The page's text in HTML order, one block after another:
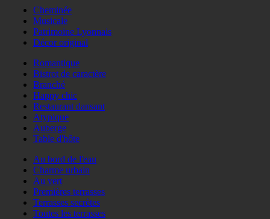
Cheminée
Musicale
Patrimoine Lyonnais
Décor original
Romantique
Bistrot de caractère
Branché
Happy chic
Restaurant dansant
Atypique
Auberge
Table d'hôte
Au bord de l'eau
Charme urbain
Au vert
Premières terrasses
Terrasses secrètes
Toutes les terrasses